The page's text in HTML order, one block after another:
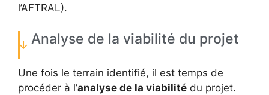
l’AFTRAL).
Analyse de la viabilité du projet
Une fois le terrain identifié, il est temps de
procéder à l’analyse de la viabilité du projet.